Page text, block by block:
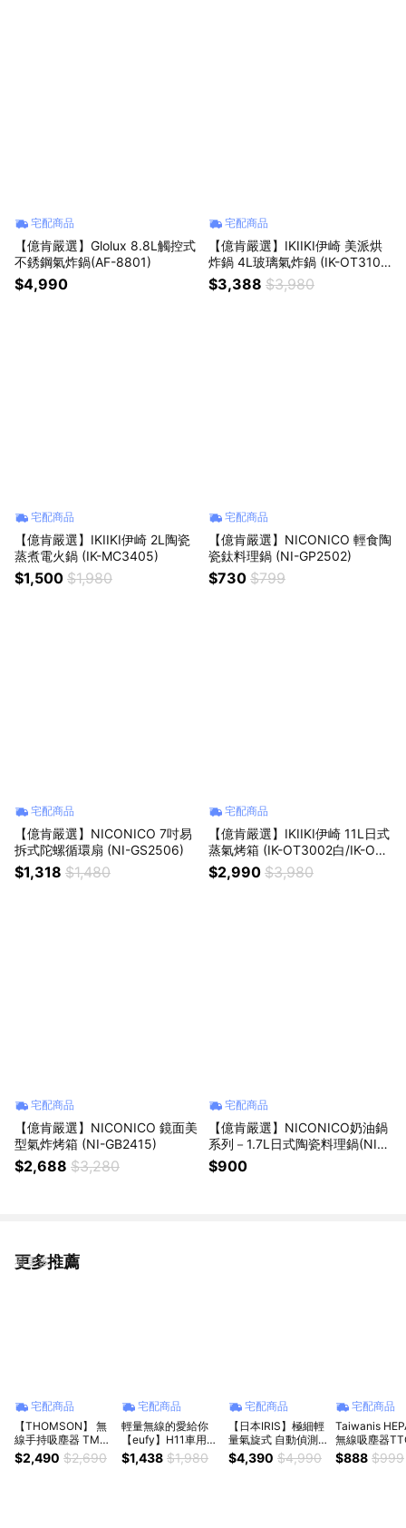
宅配商品
【億肯嚴選】Glolux 8.8L觸控式
不銹鋼氣炸鍋(AF-8801)
$4,990
宅配商品
【億肯嚴選】IKIIKI伊崎 美派烘
炸鍋 4L玻璃氣炸鍋 (IK-OT310
2)
$3,388 $3,980
宅配商品
【億肯嚴選】IKIIKI伊崎 2L陶瓷
蒸煮電火鍋 (IK-MC3405)
$1,500 $1,980
宅配商品
【億肯嚴選】NICONICO 輕食陶
瓷鈦料理鍋 (NI-GP2502)
$730 $799
宅配商品
【億肯嚴選】NICONICO 7吋易
拆式陀螺循環扇 (NI-GS2506)
$1,318 $1,480
宅配商品
【億肯嚴選】IKIIKI伊崎 11L日式
蒸氣烤箱 (IK-OT3002白/IK-OT3
003綠)
$2,990 $3,980
宅配商品
【億肯嚴選】NICONICO 鏡面美
型氣炸烤箱 (NI-GB2415)
$2,688 $3,280
宅配商品
【億肯嚴選】NICONICO奶油鍋
系列－1.7L日式陶瓷料理鍋(NI-G
P930)
$900
更多推薦
看更多
宅配商品
【THOMSON】 無
線手持吸塵器 TM-
SAV73D【靈活手持
輕鬆除塵】
$2,490 $2,690
宅配商品
輕量無線的愛給你
【eufy】H11車用無
線手持臭氧吸塵器 (
T2520 ) 輕量設計/
$1,438 $1,980
宅配商品
【日本IRIS】極細輕
量氣旋式 自動偵測
灰塵直立 無線吸塵
器 IC-SLDC4 粉
$4,390 $4,990
宅配商品
Taiwanis
無線吸塵器
186F
$888 $999